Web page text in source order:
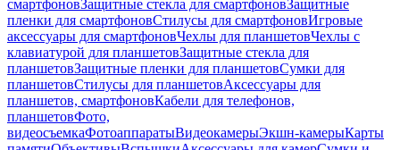
смартфоновЗащитные стекла для смартфоновЗащитные
пленки для смартфоновСтилусы для смартфоновИгровые
аксессуары для смартфоновЧехлы для планшетовЧехлы с
клавиатурой для планшетовЗащитные стекла для
планшетовЗащитные пленки для планшетовСумки для
планшетовСтилусы для планшетовАксессуары для
планшетов, смартфоновКабели для телефонов,
планшетовФото,
видеосъемкаФотоаппаратыВидеокамерыЭкшн-камерыКарты